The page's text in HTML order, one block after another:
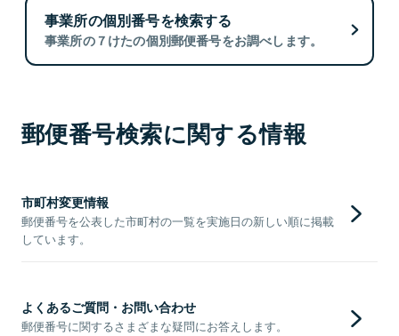
事業所の個別番号を検索する
事業所の７けたの個別郵便番号をお調べします。
郵便番号検索に関する情報
市町村変更情報
郵便番号を公表した市町村の一覧を実施日の新しい順に掲載
しています。
よくあるご質問・お問い合わせ
郵便番号に関するさまざまな疑問にお答えします。